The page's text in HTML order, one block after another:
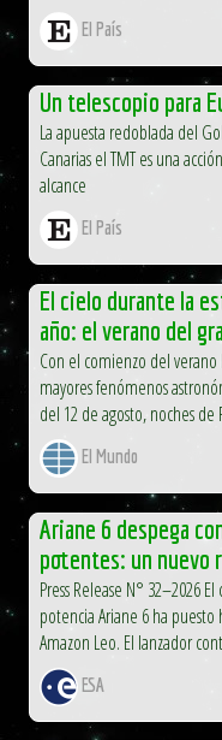
El País
Un telescopio para
La apuesta redoblada del
Canarias el TMT es una
alcance
El País
El cielo durante la
año: el verano del
Con el comienzo del
mayores fenómenos
del 12 de agosto, noches de
El Mundo
Ariane 6 despega
potentes: un nuevo
Press Release N° 32–2026
potencia Ariane 6 ha
Amazon Leo. El lanzador
ESA